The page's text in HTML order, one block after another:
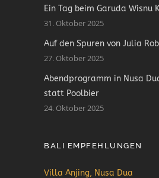
Ein Tag beim Garuda Wisnu
31. Oktober 2025
Auf den Spuren von Julia
27. Oktober 2025
Abendprogramm in Nusa
statt Poolbier
24. Oktober 2025
BALI EMPFEHLUNGEN
Villa Anjing, Nusa Dua